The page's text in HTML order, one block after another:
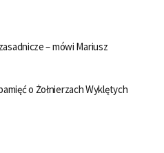
– mówi Mariusz
o Żołnierzach Wyklętych